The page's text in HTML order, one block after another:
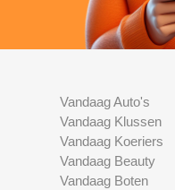
Vandaag Auto's
Vandaag Klussen
Vandaag Koeriers
Vandaag Beauty
Vandaag Boten